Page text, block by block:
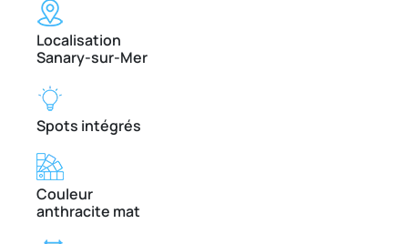
Localisation
Sanary-sur-Mer
Spots intégrés
Couleur
anthracite mat